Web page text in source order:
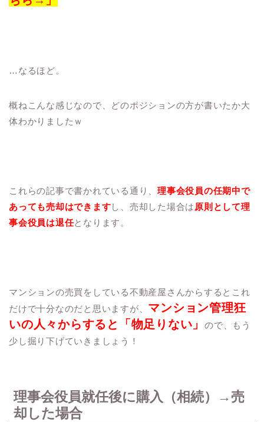
…なるほど。
概ねこんな感じなので、どのポジションの方が書いたか大
体わかりましたｗ
これらの記事で書かれている通り、理事会役員の任期中で
あっても売却はできますし、売却した場合は 原則として理
事会役員は退任となります。
マンションの売買をしている不動産屋さんからするとこれ
だけで十分なのだと思いますが、 マンション管理狂
いの人々からすると「物足りない」ので、もう
少し掘り下げていきましょう！
理事会役員就任後に購入（相続）→売
却した場合